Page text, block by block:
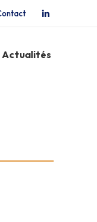
LinkedIn
Actualités